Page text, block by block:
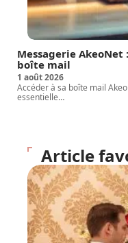
Messagerie
boîte mail
1 août 2026
Accéder à sa boîte mail
essentielle…
Article